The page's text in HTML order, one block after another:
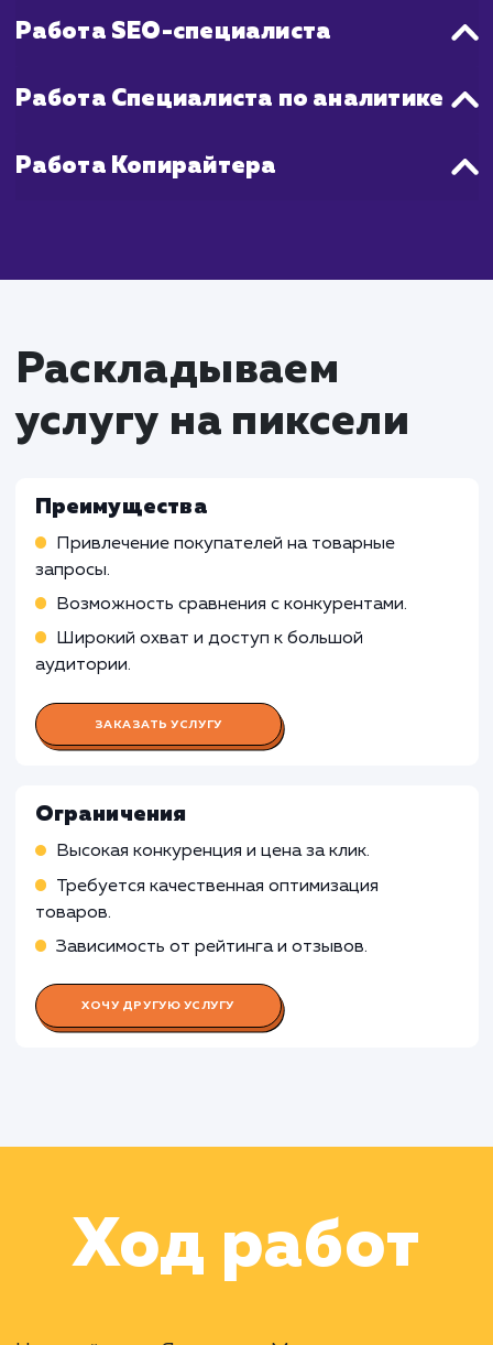
стабильное повышение продаж, как
на Яндекс Маркете.
Что входит в стоимость
настройки Яндекс
Маркета
Работа Специалиста по
рекламе
Подготовка и запуск рекламных кампаний в
Яндекс.Директ, связанных с Яндекс Маркет
Мониторинг и оптимизация кампаний,
управление ставками, анализ конверсии
Работа Специалиста по работе с
Яндекс Маркетом
Работа SEO-специалиста
Работа Специалиста по аналитике
Раскладываем